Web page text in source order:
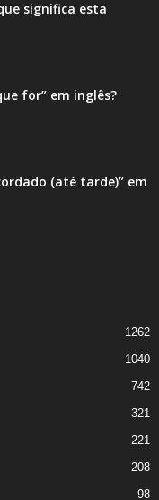
significa esta
for” em inglês?
(até tarde)” em
1262
1040
742
321
221
208
98